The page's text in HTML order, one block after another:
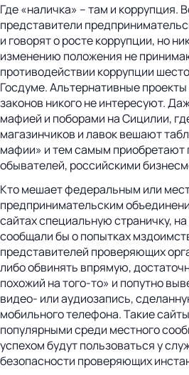
Где «наличка» – там и коррупция.
представители
и говорят о росте коррупции, но
изменению положения не
противодействии коррупции
Госдуме. Альтернативные
законов никого не интересуют.
мафией и поборами на Сицилии,
магазинчиков и лавок вешают
мафии» и тем самым приобретают
обывателей, российскими
Кто мешает федеральным или
предпринимательским
сайтах специальную страничку,
сообщали бы о попытках
представителей проверяющих
либо обвинять впрямую,
похожий на того-то» и попутно
видео- или аудиозапись,
мобильного телефона. Такие
популярными среди местного
успехом будут пользоваться у
безопасности проверяющих